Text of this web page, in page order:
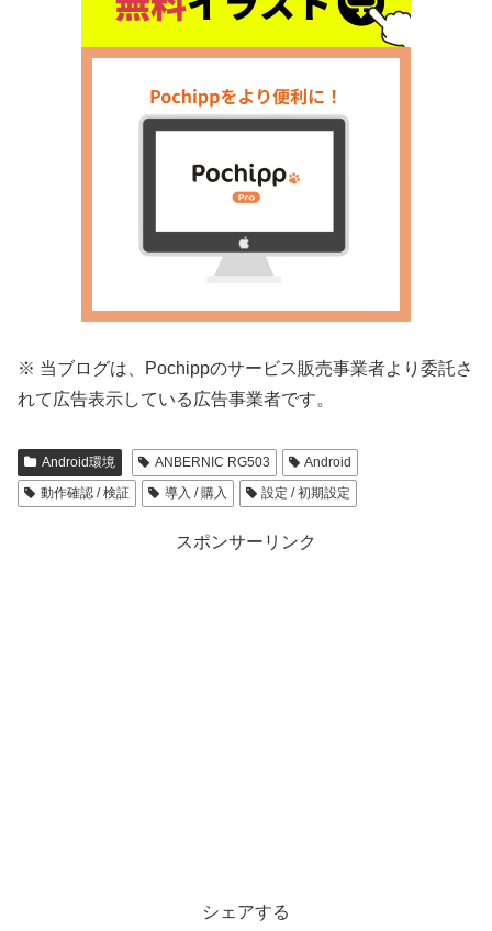
※ 当ブログは、Pochippのサービス販売事業者より委託さ
れて広告表示している広告事業者です。
Android環境 ANBERNIC RG503
Android
動作確認 / 検証
導入 / 購入 設定 / 初期設定
スポンサーリンク
シェアする